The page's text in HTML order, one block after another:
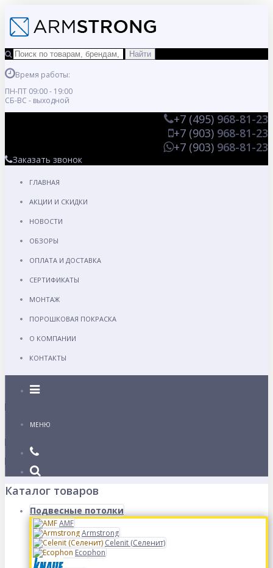
Время работы:
ПН-ПТ 09:00 - 19:00
СБ-ВС - выходной
+7 (495) 968-81-23
+7 (903) 968-81-23
+7 (903) 968-81-23
Заказать звонок
ГЛАВНАЯ
АКЦИИ И СКИДКИ
НОВОСТИ
ОБЗОРЫ
ОПЛАТА И ДОСТАВКА
СЕРТИФИКАТЫ
МОНТАЖ
ПОРОШКОВАЯ ПОКРАСКА
О КОМПАНИИ
КОНТАКТЫ
Каталог
МЕНЮ
Каталог товаров
Подвесные потолки
AMF
Armstrong
Celenit (Селенит)
Ecophon